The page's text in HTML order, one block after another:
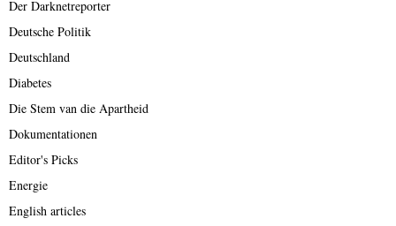
Der Darknetreporter
Deutsche Politik
Deutschland
Diabetes
Die Stem van die Apartheid
Dokumentationen
Editor's Picks
Energie
English articles